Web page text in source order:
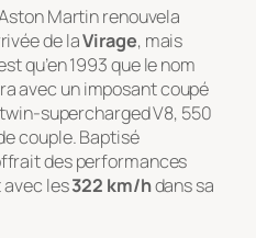
Martin renouvela
de laVirage, mais
qu’en 1993 que le nom
avec un imposant coupé
supercharged V8, 550
couple. Baptisé
des performances
les322 km/hdans sa